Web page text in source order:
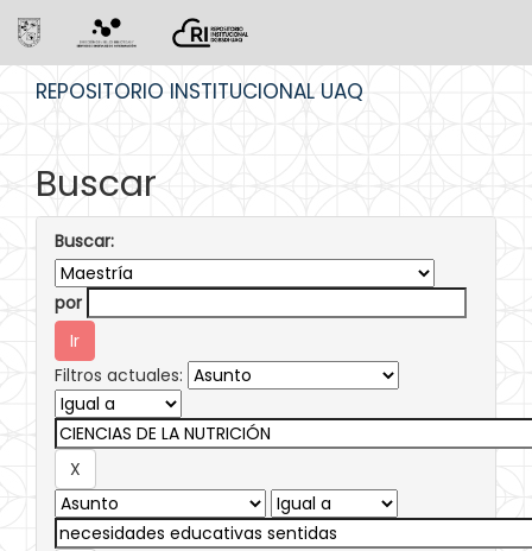
REPOSITORIO INSTITUCIONAL UAQ
Buscar
Buscar:
por
Filtros actuales: